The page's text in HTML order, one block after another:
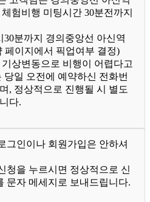
험비행 미팅시간 30분전까지
30분까지 경의중앙선 아신역
페이지에서 픽업여부 결정)
상변동으로 비행이 어렵다고
당일 오전에 예약하신 전화번
, 정상적으로 진행될 시 별도
다.
그인이나 회원가입은 안하셔
청을 누르시면 정상적으로 신
문자 메세지로 보내드립니다.